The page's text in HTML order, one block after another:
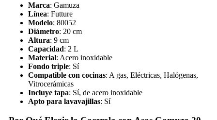
Marca: Gamuza
Línea: Futture
Modelo: 80052
Diámetro: 20 cm
Altura: 9 cm
Capacidad: 2 L
Material: Acero inoxidable
Fondo triple: Sí
Compatible con cocinas: A gas, Eléctricas, Halógenas,
Vitrocerámicas
Incluye tapa: Sí, de acero inoxidable
Apto para lavavajillas: Sí